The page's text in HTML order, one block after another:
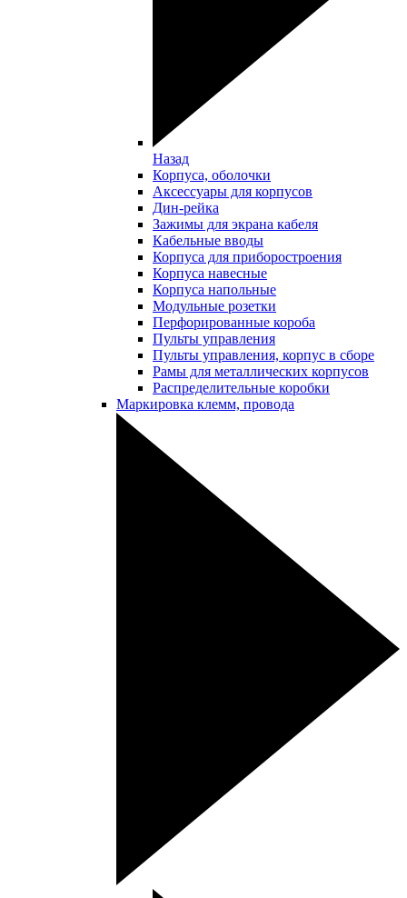
Назад
Корпуса, оболочки
Аксессуары для корпусов
Дин-рейка
Зажимы для экрана кабеля
Кабельные вводы
Корпуса для приборостроения
Корпуса навесные
Корпуса напольные
Модульные розетки
Перфорированные короба
Пульты управления
Пульты управления, корпус в сборе
Рамы для металлических корпусов
Распределительные коробки
Маркировка клемм, провода